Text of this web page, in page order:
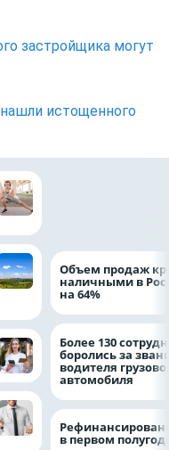
застройщика могут
истощенного
Объем продаж
наличными в
на 64%
Более 130
боролись за
водителя
автомобиля
в первом